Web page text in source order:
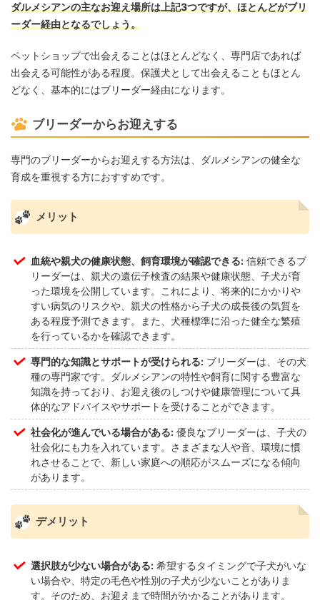
ダルメシアンの主なお迎え場所は上記3つですが、ほとんどがブリ
ーダー経由となるでしょう。
ペットショップで出会えることはほとんどなく、専門店であれば
出会える可能性がある程度。保護犬として出会えることもほとん
どなく、基本的にはブリーダー経由になります。
ブリーダーからお迎えする
専門のブリーダーからお迎えする方法は、ダルメシアンの健全な
育成を重視する方におすすめです。
メリット
血統や親犬の健康状態、飼育環境が確認できる: 信頼できるブ
リーダーは、親犬の遺伝子検査の結果や健康状態、子犬が育
った環境を公開しています。これにより、将来的にかかりや
すい病気のリスクや、親犬の性格から子犬の成長後の気質を
ある程度予測できます。また、犬種標準に沿った健全な繁殖
を行っているかを確認できます。
専門的な知識とサポートが受けられる: ブリーダーは、その犬
種の専門家です。ダルメシアンの特性や飼育に関する豊富な
知識を持っており、お迎え後のしつけや健康管理について具
体的なアドバイスやサポートを受けることができます。
社会化が進んでいる場合がある: 優良なブリーダーは、子犬の
社会化にも力を入れています。さまざまな人や音、環境に慣
れさせることで、新しい家庭への順応がスムーズになる傾向
があります。
デメリット
選択肢が少ない場合がある: 希望するタイミングで子犬がいな
い場合や、特定の毛色や性別の子犬が少ないことがありま
す。そのため、お迎えまで時間がかかることがあります。